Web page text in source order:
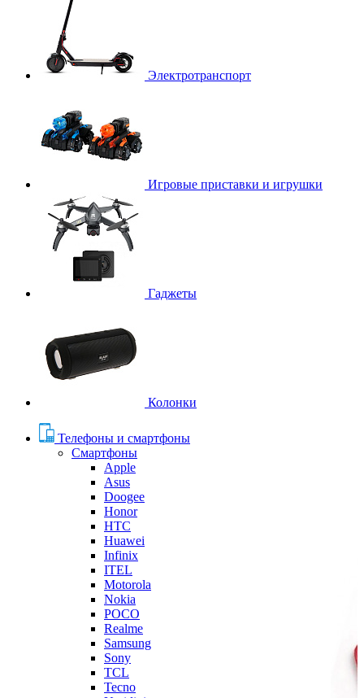
Электротранспорт
Игровые приставки и игрушки
Гаджеты
Колонки
Телефоны и смартфоны
Смартфоны
Apple
Asus
Doogee
Honor
HTC
Huawei
Infinix
ITEL
Motorola
Nokia
POCO
Realme
Samsung
Sony
TCL
Tecno